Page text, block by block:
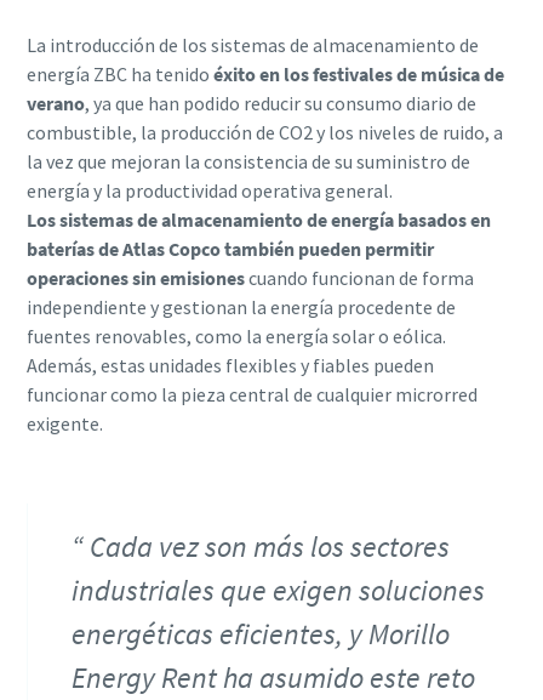
La introducción de los sistemas de almacenamiento de
energía ZBC ha tenido éxito en los festivales de música de
verano, ya que han podido reducir su consumo diario de
combustible, la producción de CO2 y los niveles de ruido, a
la vez que mejoran la consistencia de su suministro de
energía y la productividad operativa general.
Los sistemas de almacenamiento de energía basados en
baterías de Atlas Copco también pueden permitir
operaciones sin emisionescuando funcionan de forma
independiente y gestionan la energía procedente de
fuentes renovables, como la energía solar o eólica.
Además, estas unidades flexibles y fiables pueden
funcionar como la pieza central de cualquier microrred
exigente.
Cada vez son más los sectores
industriales que exigen soluciones
energéticas eficientes, y Morillo
Energy Rent ha asumido este reto